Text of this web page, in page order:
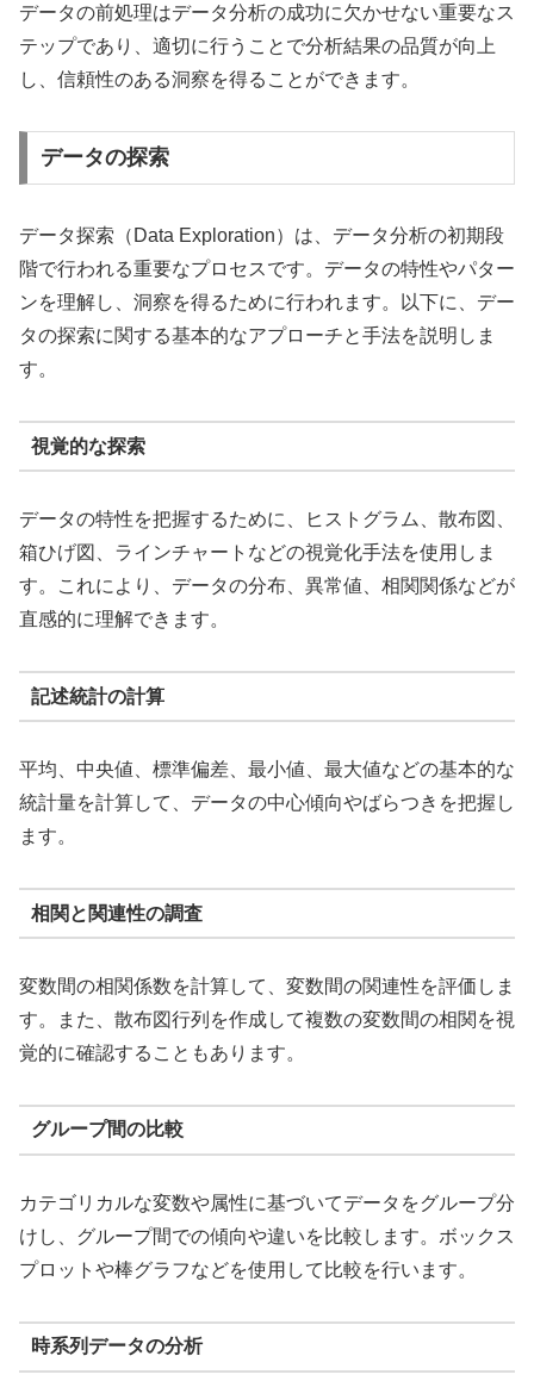
データの前処理はデータ分析の成功に欠かせない重要なス
テップであり、適切に行うことで分析結果の品質が向上
し、信頼性のある洞察を得ることができます。
データの探索
データ探索（Data Exploration）は、データ分析の初期段
階で行われる重要なプロセスです。データの特性やパター
ンを理解し、洞察を得るために行われます。以下に、デー
タの探索に関する基本的なアプローチと手法を説明しま
す。
視覚的な探索
データの特性を把握するために、ヒストグラム、散布図、
箱ひげ図、ラインチャートなどの視覚化手法を使用しま
す。これにより、データの分布、異常値、相関関係などが
直感的に理解できます。
記述統計の計算
平均、中央値、標準偏差、最小値、最大値などの基本的な
統計量を計算して、データの中心傾向やばらつきを把握し
ます。
相関と関連性の調査
変数間の相関係数を計算して、変数間の関連性を評価しま
す。また、散布図行列を作成して複数の変数間の相関を視
覚的に確認することもあります。
グループ間の比較
カテゴリカルな変数や属性に基づいてデータをグループ分
けし、グループ間での傾向や違いを比較します。ボックス
プロットや棒グラフなどを使用して比較を行います。
時系列データの分析